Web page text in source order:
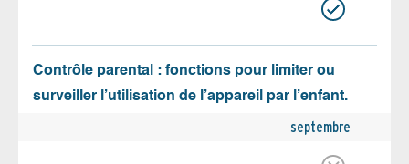
Contrôle parental : fonctions pour limiter ou
surveiller l’utilisation de l’appareil par l’enfant.
septembre